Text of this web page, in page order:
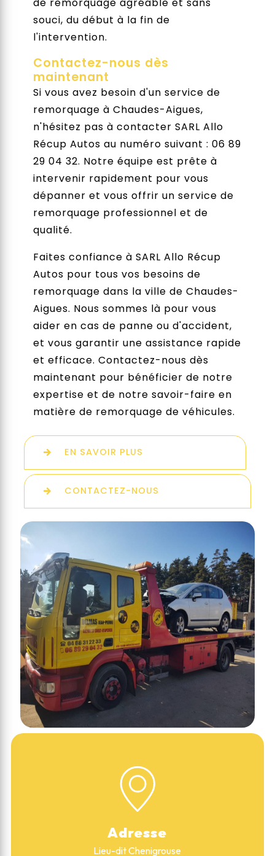
de remorquage agréable et sans
souci, du début à la fin de
l'intervention.
Contactez-nous dès
maintenant
Si vous avez besoin d'un service de
remorquage à Chaudes-Aigues,
n'hésitez pas à contacter SARL Allo
Récup Autos au numéro suivant : 06 89
29 04 32. Notre équipe est prête à
intervenir rapidement pour vous
dépanner et vous offrir un service de
remorquage professionnel et de
qualité.
Faites confiance à SARL Allo Récup
Autos pour tous vos besoins de
remorquage dans la ville de Chaudes-
Aigues. Nous sommes là pour vous
aider en cas de panne ou d'accident,
et vous garantir une assistance rapide
et efficace. Contactez-nous dès
maintenant pour bénéficier de notre
expertise et de notre savoir-faire en
matière de remorquage de véhicules.
EN SAVOIR PLUS
CONTACTEZ-NOUS
Adresse
Lieu-dit Chenigrouse